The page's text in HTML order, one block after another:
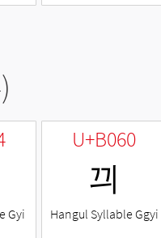
Gyi
U+B060
끠
Hangul Syllable Ggyi